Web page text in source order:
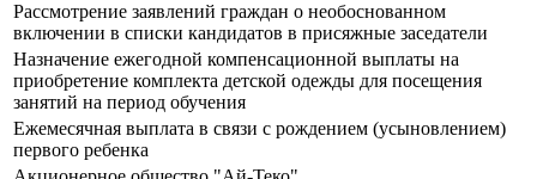
Рассмотрение заявлений граждан о необоснованном
включении в списки кандидатов в присяжные заседатели
Назначение ежегодной компенсационной выплаты на
приобретение комплекта детской одежды для посещения
занятий на период обучения
Ежемесячная выплата в связи с рождением (усыновлением)
первого ребенка